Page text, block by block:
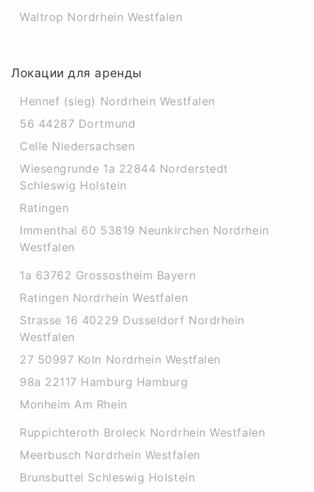
Waltrop Nordrhein Westfalen
Локации для аренды
Hennef (sieg) Nordrhein Westfalen
56 44287 Dortmund
Celle Niedersachsen
Wiesengrunde 1a 22844 Norderstedt
Schleswig Holstein
Ratingen
Immenthal 60 53819 Neunkirchen Nordrhein
Westfalen
1a 63762 Grossostheim Bayern
Ratingen Nordrhein Westfalen
Strasse 16 40229 Dusseldorf Nordrhein
Westfalen
27 50997 Koln Nordrhein Westfalen
98a 22117 Hamburg Hamburg
Monheim Am Rhein
Ruppichteroth Broleck Nordrhein Westfalen
Meerbusch Nordrhein Westfalen
Brunsbuttel Schleswig Holstein